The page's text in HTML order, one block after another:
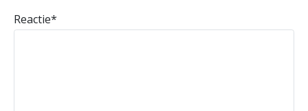
Reactie*